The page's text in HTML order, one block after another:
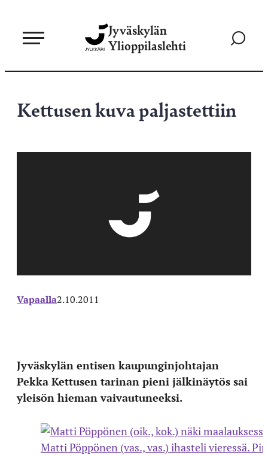
sisältöön
Jyväskylän
Ylioppilaslehti
Siirry
Kettusen kuva paljastettiin
Vapaalla2.10.2011
Jyväskylän entisen kaupunginjohtajan
Pekka Kettusen tarinan pieni jälkinäytös sai
yleisön hieman vaivautuneeksi.